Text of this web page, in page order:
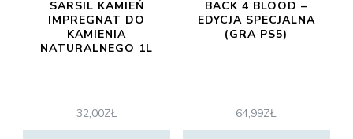
SARSIL KAMIEŃ
IMPREGNAT DO
KAMIENIA
NATURALNEGO 1L
32,00ZŁ
BACK 4 BLOOD –
EDYCJA SPECJALNA
(GRA PS5)
64,99ZŁ